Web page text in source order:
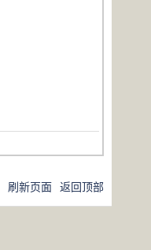
刷新页面 返回顶部